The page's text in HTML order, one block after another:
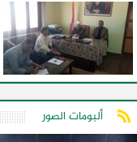
ألبومات الصور